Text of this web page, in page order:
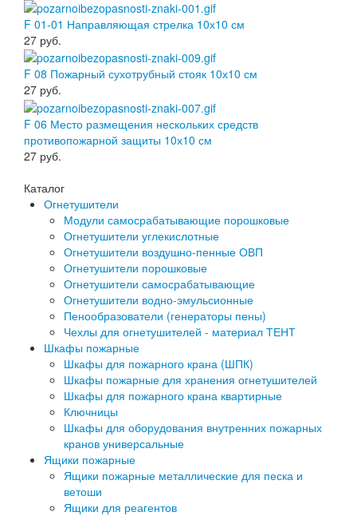
F 01-01 Направляющая стрелка 10х10 см
27 руб.
F 08 Пожарный сухотрубный стояк 10х10 см
27 руб.
F 06 Место размещения нескольких средств
противопожарной защиты 10х10 см
27 руб.
Каталог
Огнетушители
Модули самосрабатывающие порошковые
Огнетушители углекислотные
Огнетушители воздушно-пенные ОВП
Огнетушители порошковые
Огнетушители самосрабатывающие
Огнетушители водно-эмульсионные
Пенообразователи (генераторы пены)
Чехлы для огнетушителей - материал ТЕНТ
Шкафы пожарные
Шкафы для пожарного крана (ШПК)
Шкафы пожарные для хранения огнетушителей
Шкафы для пожарного крана квартирные
Ключницы
Шкафы для оборудования внутренних пожарных
кранов универсальные
Ящики пожарные
Ящики пожарные металлические для песка и
ветоши
Ящики для реагентов